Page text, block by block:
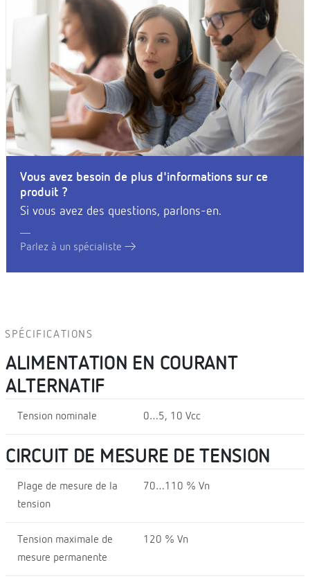
Vous avez besoin de plus d'informations sur ce
produit ?
Si vous avez des questions, parlons-en.
Parlez à un spécialiste
SPÉCIFICATIONS
ALIMENTATION EN COURANT
ALTERNATIF
Tension nominale 0…5, 10 Vcc
CIRCUIT DE MESURE DE TENSION
Plage de mesure de la
tension
70…110 % Vn
Tension maximale de
mesure permanente
120 % Vn